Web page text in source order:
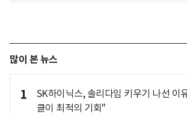
많이 본 뉴스
1
SK하이닉스, 솔리다임 키우기 나선 이
클이 최적의 기회"